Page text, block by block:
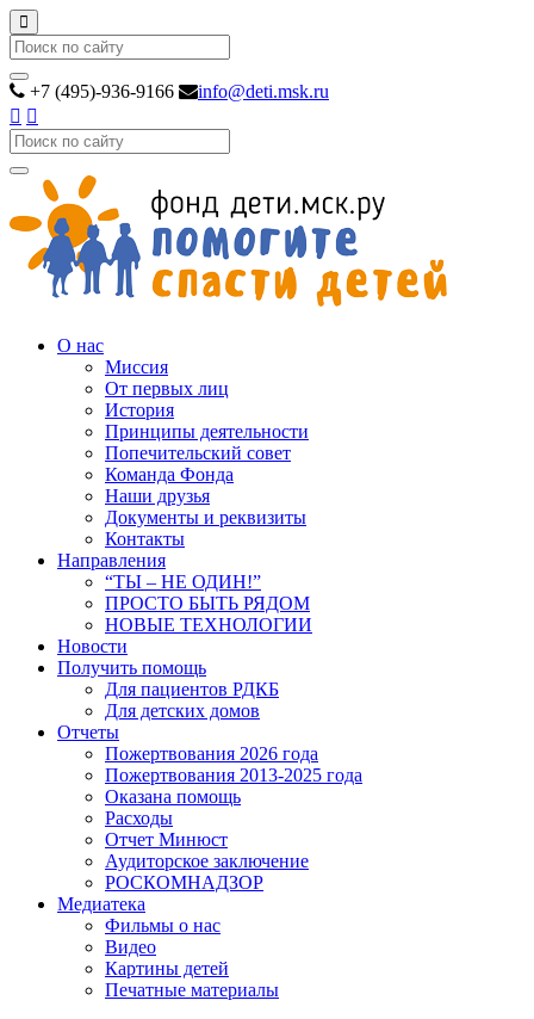
Search
+7 (495)-936-9166 info@deti.msk.ru
Search
О нас
Миссия
От первых лиц
История
Принципы деятельности
Попечительский совет
Команда Фонда
Наши друзья
Документы и реквизиты
Контакты
Направления
“ТЫ – НЕ ОДИН!”
ПРОСТО БЫТЬ РЯДОМ
НОВЫЕ ТЕХНОЛОГИИ
Новости
Получить помощь
Для пациентов РДКБ
Для детских домов
Отчеты
Пожертвования 2026 года
Пожертвования 2013-2025 года
Оказана помощь
Расходы
Отчет Минюст
Аудиторское заключение
РОСКОМНАДЗОР
Медиатека
Фильмы о нас
Видео
Картины детей
Печатные материалы